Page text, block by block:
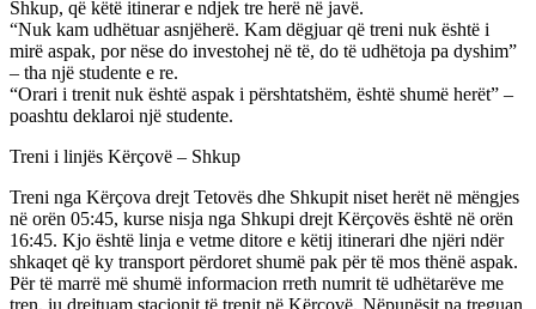
Shkup, që këtë itinerar e ndjek tre herë në javë.
“Nuk kam udhëtuar asnjëherë. Kam dëgjuar që treni nuk është i
mirë aspak, por nëse do investohej në të, do të udhëtoja pa dyshim”
– tha një studente e re.
“Orari i trenit nuk është aspak i përshtatshëm, është shumë herët” –
poashtu deklaroi një studente.
Treni i linjës Kërçovë – Shkup
Treni nga Kërçova drejt Tetovës dhe Shkupit niset herët në mëngjes
në orën 05:45, kurse nisja nga Shkupi drejt Kërçovës është në orën
16:45. Kjo është linja e vetme ditore e këtij itinerari dhe njëri ndër
shkaqet që ky transport përdoret shumë pak për të mos thënë aspak.
Për të marrë më shumë informacion rreth numrit të udhëtarëve me
tren, iu drejtuam stacionit të trenit në Kërçovë. Nëpunësit na treguan